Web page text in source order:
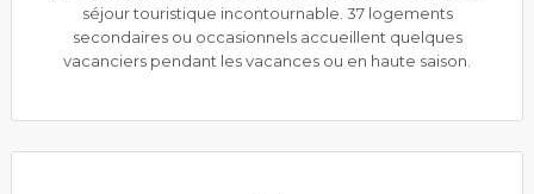
séjour touristique incontournable. 37 logements
secondaires ou occasionnels accueillent quelques
vacanciers pendant les vacances ou en haute saison.